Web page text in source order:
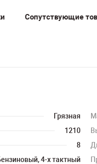
Сопутствующие
Грязная
1210
8
4-х тактный